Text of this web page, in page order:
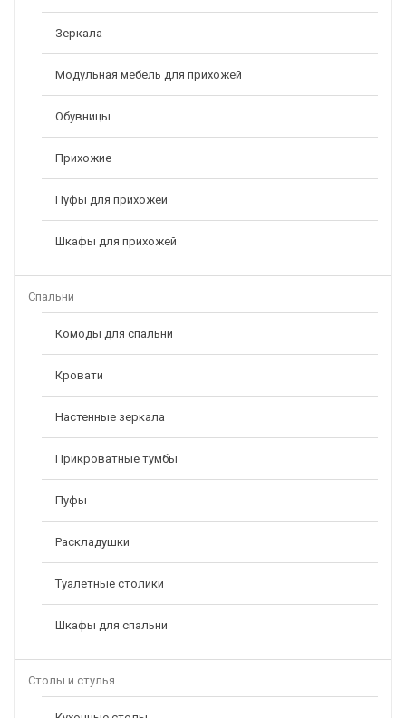
Зеркала
Модульная мебель для прихожей
Обувницы
Прихожие
Пуфы для прихожей
Шкафы для прихожей
Спальни
Комоды для спальни
Кровати
Настенные зеркала
Прикроватные тумбы
Пуфы
Раскладушки
Туалетные столики
Шкафы для спальни
Столы и стулья